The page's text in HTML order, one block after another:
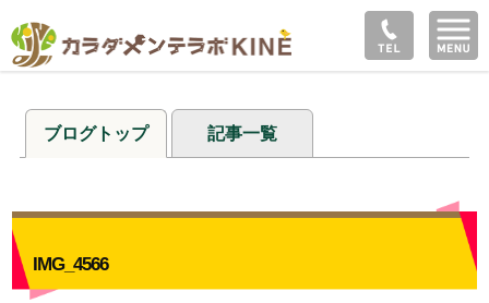
ブログトップ 記事一覧
IMG_4566